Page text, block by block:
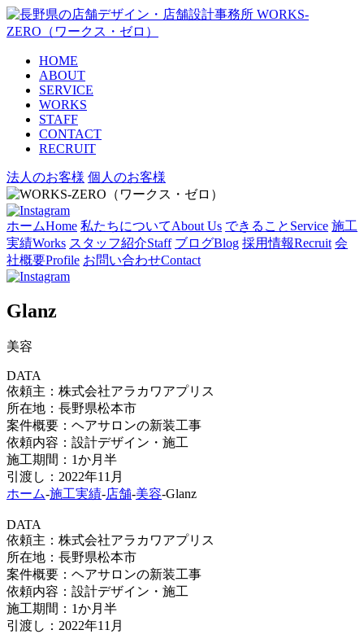
HOME
ABOUT
SERVICE
WORKS
STAFF
CONTACT
RECRUIT
法人のお客様 個人のお客様
ホームHome 私たちについてAbout Us できること Service 施工
実績Works スタッフ紹介Staff ブログBlog 採用情報Recruit 会
社概要Profile お問い合わせContact
Glanz
美容
DATA
依頼主： 株式会社アラカワアプリス
所在地： 長野県松本市
案件概要： ヘアサロンの新装工事
依頼内容： 設計デザイン・施工
施⼯期間： 1か月半
引渡し： 2022年11月
ホーム-施工実績-店舗-美容-Glanz
DATA
依頼主： 株式会社アラカワアプリス
所在地： 長野県松本市
案件概要： ヘアサロンの新装工事
依頼内容： 設計デザイン・施工
施⼯期間： 1か月半
引渡し： 2022年11月